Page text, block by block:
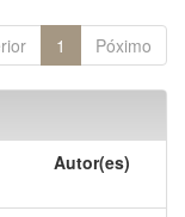
1 Póximo
Autor(es)